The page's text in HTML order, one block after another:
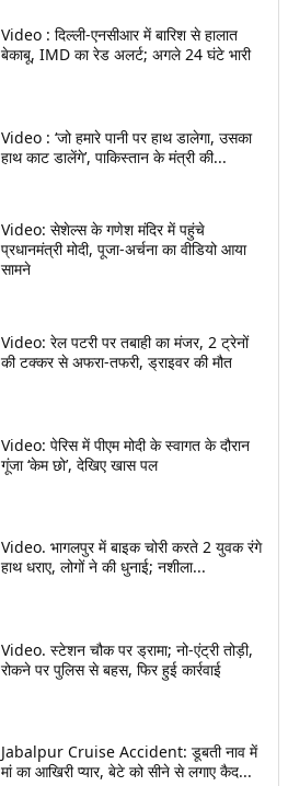
Video : दिल्ली-एनसीआर में बारिश से हालात
बेकाबू, IMD का रेड अलर्ट; अगले 24 घंटे भारी
Video : ‘जो हमारे पानी पर हाथ डालेगा, उसका
हाथ काट डालेंगे’, पाकिस्तान के मंत्री की...
Video: सेशेल्स के गणेश मंदिर में पहुंचे
प्रधानमंत्री मोदी, पूजा-अर्चना का वीडियो आया
सामने
Video: रेल पटरी पर तबाही का मंजर, 2 ट्रेनों
की टक्कर से अफरा-तफरी, ड्राइवर की मौत
Video: पेरिस में पीएम मोदी के स्वागत के दौरान
गूंजा ‘केम छो’, देखिए खास पल
Video. भागलपुर में बाइक चोरी करते 2 युवक रंगे
हाथ धराए, लोगों ने की धुनाई; नशीला...
Video. स्टेशन चौक पर ड्रामा; नो-एंट्री तोड़ी,
रोकने पर पुलिस से बहस, फिर हुई कार्रवाई
Jabalpur Cruise Accident: डूबती नाव में
मां का आखिरी प्यार, बेटे को सीने से लगाए कैद...